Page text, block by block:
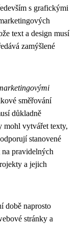
s grafickými
text a design musí
zamýšlené
směřování
důkladně
mohl vytvářet texty,
stanovené
na pravidelných
a jejich
době naprosto
stránky a